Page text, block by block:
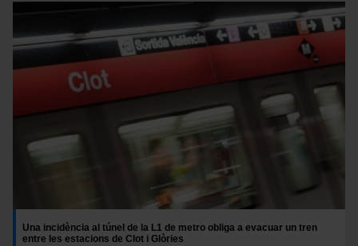
Una incidència al túnel de la L1 de metro obliga a evacuar un tren
entre les estacions de Clot i Glòries